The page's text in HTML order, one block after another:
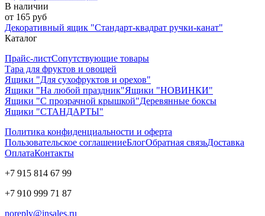
В наличии
от 165 руб
Декоративный ящик "Стандарт-квадрат ручки-канат"
Каталог
Прайс-листСопутствующие товары
Тара для фруктов и овощей
Ящики "Для сухофруктов и орехов"
Ящики "На любой праздник"Ящики "НОВИНКИ"
Ящики "С прозрачной крышкой"Деревянные боксы
Ящики "СТАНДАРТЫ"
Политика конфиденциальности и оферта
Пользовательское соглашениеБлогОбратная связьДоставка
ОплатаКонтакты
+7 915 814 67 99
+7 910 999 71 87
noreply@insales.ru